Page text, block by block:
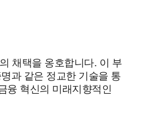
채택을 옹호합니다. 이 부
과 같은 정교한 기술을 통
융 혁신의 미래지향적인